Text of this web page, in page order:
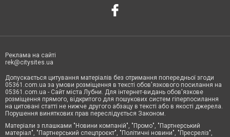
Реклама на сайті
rek@citysites.ua
Допускається цитування матеріалів без отримання попередньої згоди
05361.com.ua за умови розміщення в тексті обов'язкового посилання на
05361.com.ua - Сайт міста Лубни. Для інтернет-видань обов'язкове
розміщення прямого, відкритого для пошукових систем гіперпосилання
на цитовані статті не нижче другого абзацу в тексті або в якості джерела.
Порушення виняткових прав переслідується Законом.
Матеріали з плашками "Новини компаній", "Промо", "Партнерський
матеріал", "Партнерський спецпроєкт", "Політичні новини", "Пресреліз",